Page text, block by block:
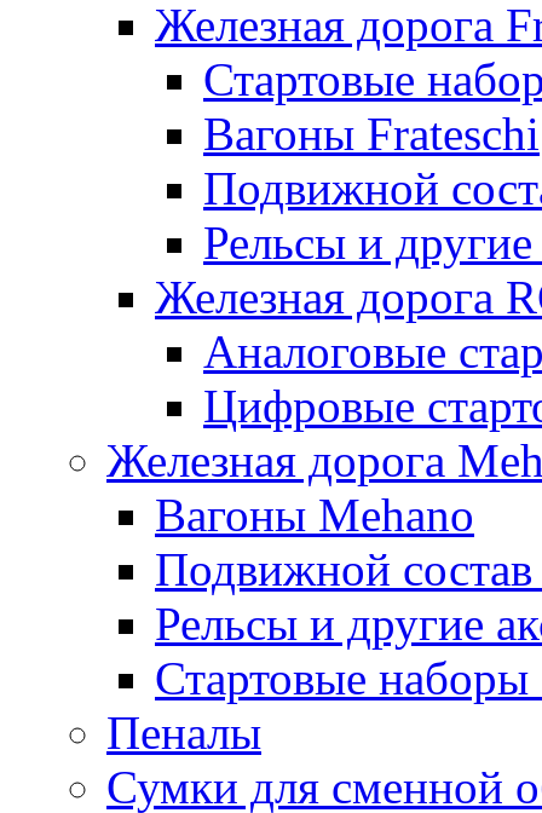
Железная дорога
Стартовые
Вагоны Frateschi
Подвижной
Рельсы и
Железная дорога
Аналоговые
Цифровые
Железная дорога
Вагоны Mehano
Подвижной
Рельсы и другие
Стартовые
Пеналы
Сумки для сменной